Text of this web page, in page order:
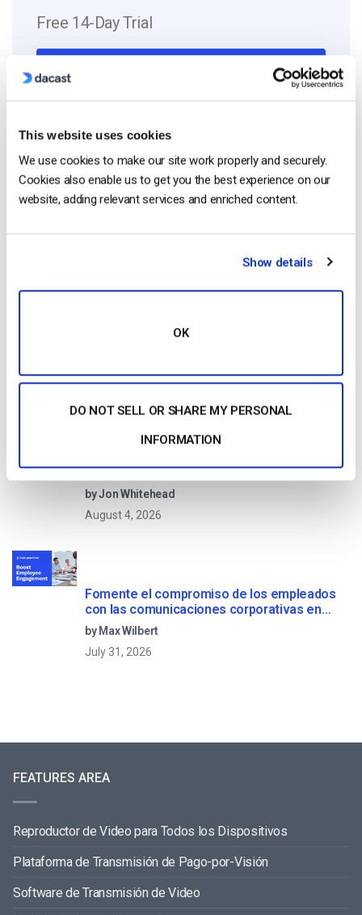
This website uses cookies
We use cookies to make our site work properly and securely.
Cookies also enable us to get you the best experience on our
website, adding relevant services and enriched content.
Show details
OK
DO NOT SELL OR SHARE MY PERSONAL
INFORMATION
Free 14-Day Trial
No credit card required
10 GB of bandwidth
Ventajas, desventajas y cómo funciona
May 23, 2025
medios en streaming
by Jon Whitehead
August 4, 2026
Fomente el compromiso de los empleados
con las comunicaciones corporativas en
directo
by Max Wilbert
July 31, 2026
FEATURES AREA
Reproductor de Video para Todos los Dispositivos
Plataforma de Transmisión de Pago-por-Visión
Software de Transmisión de Video